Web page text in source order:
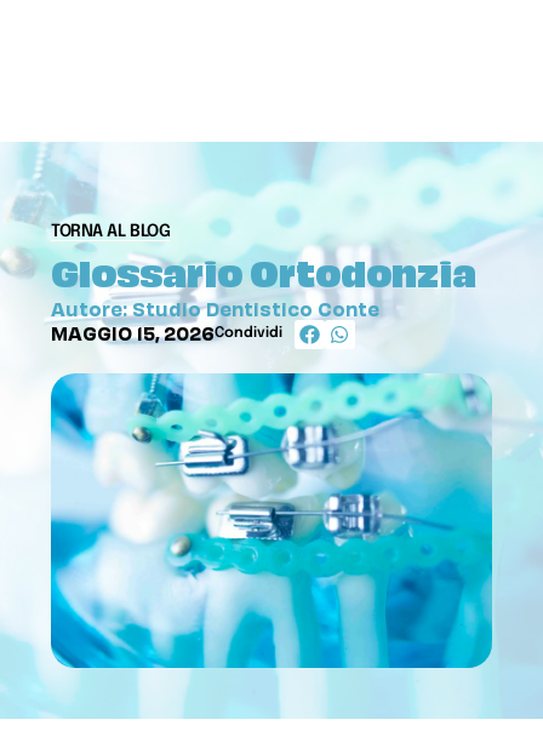
TORNA AL BLOG
Glossario Ortodonzia
Autore: Studio Dentistico Conte
MAGGIO 15, 2026Condividi